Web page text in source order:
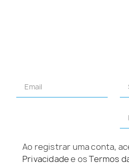
Ao registrar uma conta,
Privacidadee osTermos